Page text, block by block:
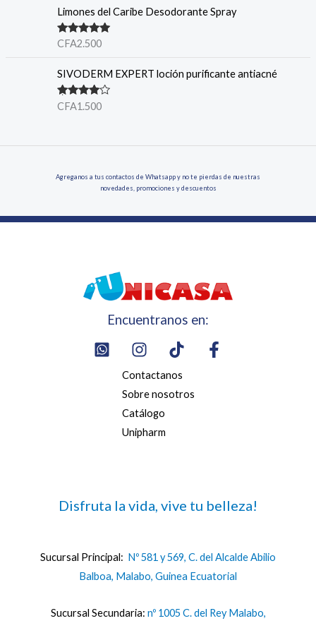
Limones del Caribe Desodorante Spray
Note5.00
CFA2.500
SIVODERM EXPERT loción purificante antiacné
Note 4.00
CFA1.500
Agreganos a tus contactos de Whatsapp y no te pierdas de nuestras
novedades, promociones y descuentos
Encuentranos en:
Contactanos
Sobre nosotros
Catálogo
Unipharm
Disfruta la vida, vive tu belleza!
Sucursal Principal: Nº 581 y 569, C. del Alcalde Abilio
Balboa, Malabo, Guinea Ecuatorial
Sucursal Secundaria: nº 1005 C. del Rey Malabo,